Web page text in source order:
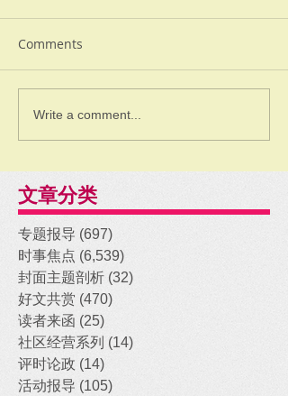
Comments
Write a comment...
文章分类
专题报导 (697)
时事焦点 (6,539)
封面主题剖析 (32)
好文共赏 (470)
读者来函 (25)
社区经营系列 (14)
评时论政 (14)
活动报导 (105)